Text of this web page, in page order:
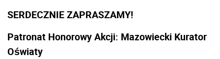
SERDECZNIE ZAPRASZAMY!
Patronat Honorowy Akcji: Mazowiecki Kurator
Oświaty